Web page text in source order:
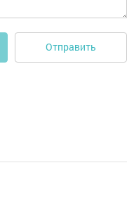
Отправить